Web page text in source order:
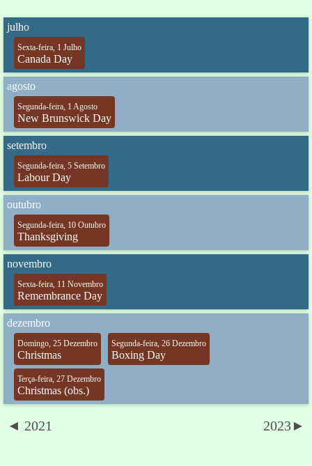
julho
Sexta-feira, 1 Julho
Canada Day
agosto
Segunda-feira, 1 Agosto
New Brunswick Day
setembro
Segunda-feira, 5 Setembro
Labour Day
outubro
Segunda-feira, 10 Outubro
Thanksgiving
novembro
Sexta-feira, 11 Novembro
Remembrance Day
dezembro
Domingo, 25 Dezembro
Christmas
Segunda-feira, 26 Dezembro
Boxing Day
Terça-feira, 27 Dezembro
Christmas (obs.)
◄ 2021 2023►